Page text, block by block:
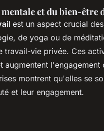
et du bien-être
est un aspect crucial
de yoga ou de
travail-vie privée. Ces
augmentent
montrent qu'elles se
et leur engagement.